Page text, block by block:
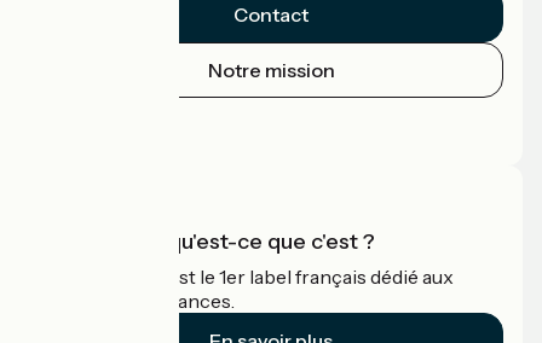
Contact
Notre mission
Accueil Vélo qu'est-ce que c'est ?
Accueil Vélo c'est le 1er label français dédié aux
cyclistes en vacances.